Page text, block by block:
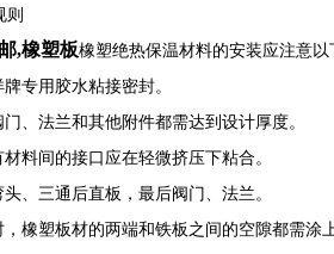
则
,橡塑板橡塑绝热保温材料的安装应注意以
专用胶水粘接密封。
、法兰和其他附件都需达到设计厚度。
料间的接口应在轻微挤压下粘合。
、三通后直板，最后阀门、法兰。
橡塑板材的两端和铁板之间的空隙都需涂